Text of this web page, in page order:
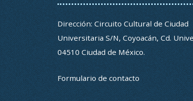
Dirección: Circuito Cultural de Ciudad
Universitaria S/N, Coyoacán, Cd.
04510 Ciudad de México.
Formulario de contacto